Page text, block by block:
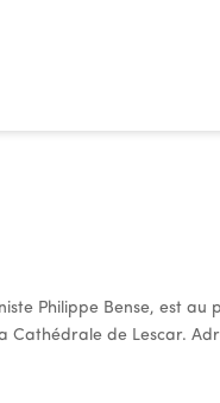
Philippe Bense, est
Cathédrale de Lescar.